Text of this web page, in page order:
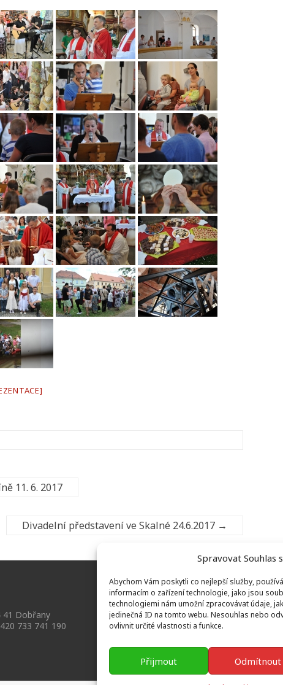
Spravovat Souhlas
Abychom Vám poskytli co nejlepší služby,
informacím o zařízení technologie, jako jsou
technologiemi nám umožní zpracovávat údaje,
jedinečná ID na tomto webu. Nesouhlas nebo
ovlivnit určité vlastnosti a funkce.
Přijmout Odmítnout
11. 6. 2017
Divadelní představení ve Skalné 24.6.2017 →
41 Dobřany
733 741 190
Prusiny
Nebílovy 36, Nebílovy 332 04
prusiny@koinonia.cz